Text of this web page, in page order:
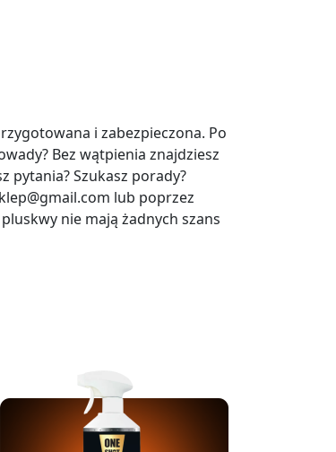
i zabezpieczona. Po
Bez wątpienia znajdziesz
pytania? Szukasz porady?
lub poprzez
nie mają żadnych szans